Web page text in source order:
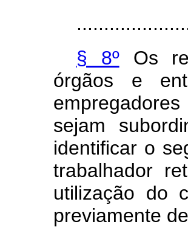
§ 8ºOs
órgãos e
sejam
identificar o
trabalhador
utilização do
previamente